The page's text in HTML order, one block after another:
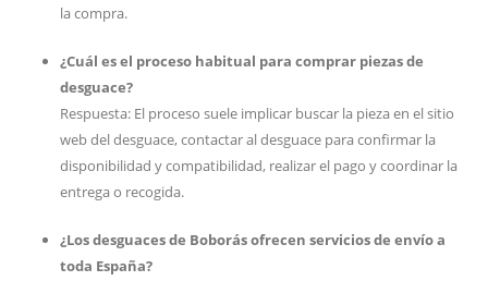
la compra.
¿Cuál es el proceso habitual para comprar piezas de
desguace?
Respuesta: El proceso suele implicar buscar la pieza en el sitio
web del desguace, contactar al desguace para confirmar la
disponibilidad y compatibilidad, realizar el pago y coordinar la
entrega o recogida.
¿Los desguaces de Boborás ofrecen servicios de envío a
toda España?